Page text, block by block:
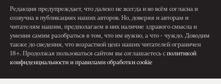
Редакция предупреждает, что далеко не всегда и во всём согласна и
созвучна в публикациях наших авторов. Но, доверяя и авторам и
читателям нашим, предполагаем в них наличие здравого смысла и
умения самим разобраться в том, что им нужно, а что - чуждо. Доводим
также до сведения, что возрастной ценз наших читателей ограничен
18+. Продолжая пользоваться сайтом вы соглашаетесь с политикой
конфиденциальности и правилами обработки cookie